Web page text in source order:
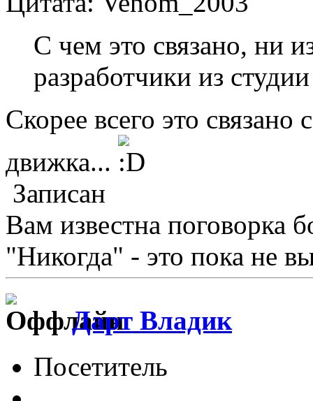
С чем это связано, ни
разработчики из
Скорее всего это
движка...
Записан
Вам известна поговорка
"Никогда" - это пока не
Дарт Владик
Посетитель